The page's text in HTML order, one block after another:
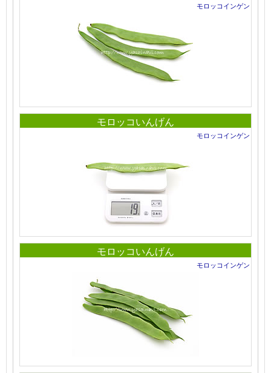
モロッコインゲン
モロッコいんげん
モロッコインゲン
モロッコいんげん
モロッコインゲン